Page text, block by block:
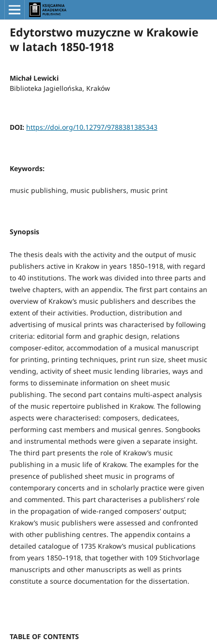
Edytorstwo muzyczne w Krakowie
w latach 1850-1918
Michał Lewicki
Biblioteka Jagiellońska, Kraków
DOI: https://doi.org/10.12797/9788381385343
Keywords:
music publishing, music publishers, music print
Synopsis
The thesis deals with the activity and the output of music
publishers active in Krakow in years 1850–1918, with regard
to 40 institutions. The work was divided into three parts and
twelve chapters, with an appendix. The first part contains an
overview of Krakow’s music publishers and describes the
extent of their activities. Production, distribution and
advertising of musical prints was characterised by following
criteria: editorial form and graphic design, relations
composer-editor, accommodation of a musical manuscript
for printing, printing techniques, print run size, sheet music
vending, activity of sheet music lending libraries, ways and
forms to disseminate information on sheet music
publishing. The second part contains multi-aspect analysis
of the music repertoire published in Krakow. The following
aspects were characterised: composers, dedicatees,
performing cast members and musical genres. Songbooks
and instrumental methods were given a separate insight.
The third part presents the role of Krakow’s music
publishing in a music life of Krakow. The examples for the
presence of published sheet music in programs of
contemporary concerts and in scholarly practice were given
and commented. This part characterises a publishers’ role
in the propagation of wide-ranged composers’ output;
Krakow’s music publishers were assessed and confronted
with other publishing centres. The appendix contains a
detailed catalogue of 1735 Krakow’s musical publications
from years 1850–1918, that together with 109 Stichvorlage
manuscripts and other manuscripts as well as prints
constitute a source documentation for the dissertation.
TABLE OF CONTENTS